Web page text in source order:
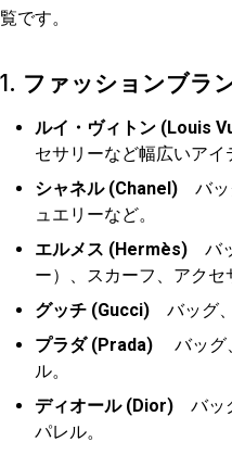
覧です。
1. ファッションブラ
ルイ・ヴィトン (Louis
セサリーなど幅広いアイ
シャネル (Chanel) バッ
ュエリーなど。
エルメス (Hermès) バ
ー）、スカーフ、アクセ
グッチ (Gucci) バッグ
プラダ (Prada) バッグ
ル。
ディオール (Dior) バッ
パレル。